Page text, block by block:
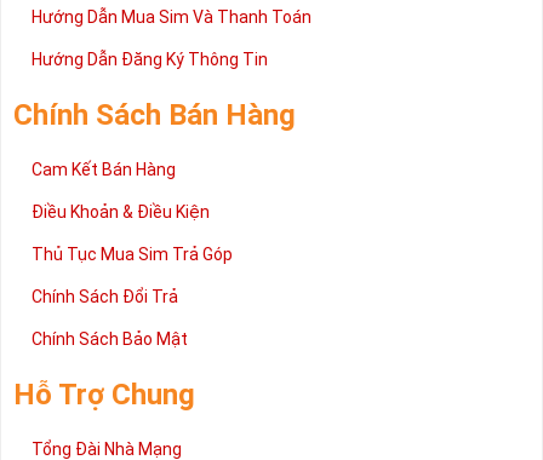
Hướng Dẫn Mua Sim Và Thanh Toán
Hướng Dẫn Đăng Ký Thông Tin
Chính Sách Bán Hàng
Cam Kết Bán Hàng
Điều Khoản & Điều Kiện
Thủ Tục Mua Sim Trả Góp
Chính Sách Đổi Trả
Chính Sách Bảo Mật
Hỗ Trợ Chung
Tổng Đài Nhà Mạng